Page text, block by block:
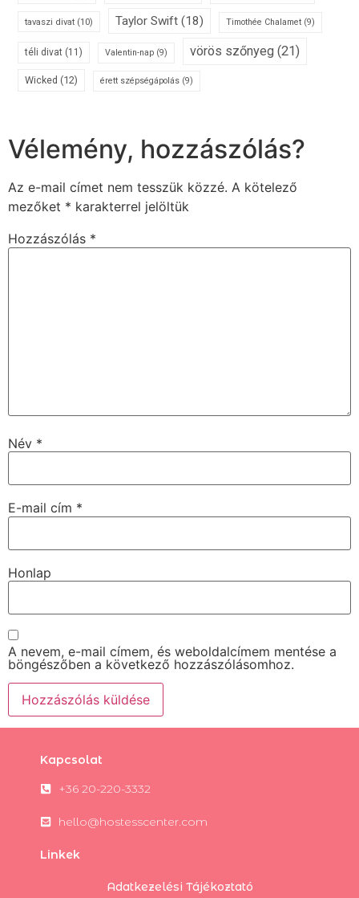
tavaszi divat (10) Taylor Swift (18) Timothée Chalamet (9)
téli divat (11) Valentin-nap (9) vörös szőnyeg (21)
Wicked (12) érett szépségápolás (9)
Vélemény, hozzászólás?
Az e-mail címet nem tesszük közzé. A kötelező
mezőket * karakterrel jelöltük
Hozzászólás *
Név *
E-mail cím *
Honlap
A nevem, e-mail címem, és weboldalcímem mentése a
böngészőben a következő hozzászólásomhoz.
Kapcsolat
+36 20-220-3332
hello@hostesscenter.com
Linkek
Adatkezelési Tájékoztató